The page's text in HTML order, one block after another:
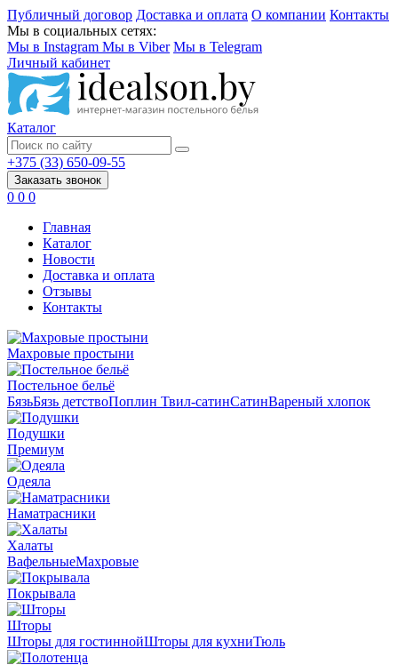
Публичный договор Доставка и оплата О компании Контакты
Мы в социальных сетях:
Мы в Instagram Мы в Viber Мы в Telegram
Личный кабинет
Каталог
+375 (33) 650-09-55
Заказать звонок
0 0 0
Главная
Каталог
Новости
Доставка и оплата
Отзывы
Контакты
Махровые простыни
Постельное бельё
БязьБязь детствоПоплин Твил-сатинСатинВареный хлопок
Подушки
Премиум
Одеяла
Наматрасники
Халаты
ВафельныеМахровые
Покрывала
Шторы
Шторы для гостиннойШторы для кухниТюль